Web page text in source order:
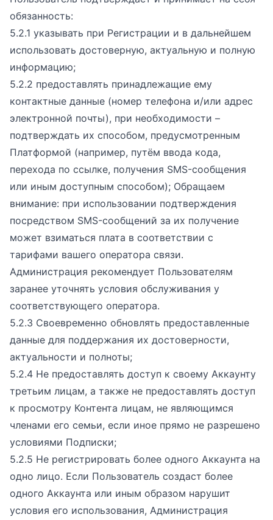
обязанность:
5.2.1 указывать при Регистрации и в дальнейшем
использовать достоверную, актуальную и полную
информацию;
5.2.2 предоставлять принадлежащие ему
контактные данные (номер телефона и/или адрес
электронной почты), при необходимости –
подтверждать их способом, предусмотренным
Платформой (например, путём ввода кода,
перехода по ссылке, получения SMS-сообщения
или иным доступным способом); Обращаем
внимание: при использовании подтверждения
посредством SMS-сообщений за их получение
может взиматься плата в соответствии с
тарифами вашего оператора связи.
Администрация рекомендует Пользователям
заранее уточнять условия обслуживания у
соответствующего оператора.
5.2.3 Своевременно обновлять предоставленные
данные для поддержания их достоверности,
актуальности и полноты;
5.2.4 Не предоставлять доступ к своему Аккаунту
третьим лицам, а также не предоставлять доступ
к просмотру Контента лицам, не являющимся
членами его семьи, если иное прямо не разрешено
условиями Подписки;
5.2.5 Не регистрировать более одного Аккаунта на
одно лицо. Если Пользователь создаст более
одного Аккаунта или иным образом нарушит
условия его использования, Администрация